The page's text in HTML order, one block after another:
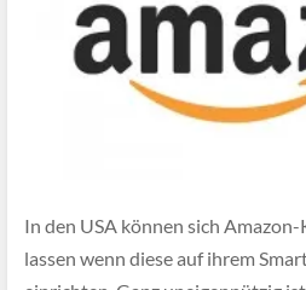
In den USA können sich
lassen wenn diese auf ihrem